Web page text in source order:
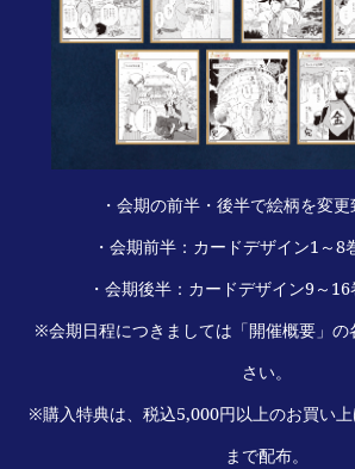
・会期の前半・後半で絵柄を変更
・会期前半：カードデザイン1～8
・会期後半：カードデザイン9～
※会期日程につきましては「開催概要」の
さい。
※購入特典は、税込5,000円以上のお買い
まで配布。